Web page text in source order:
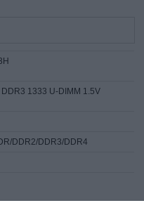
1333 U-DIMM 1.5V
DDR2/DDR3/DDR4